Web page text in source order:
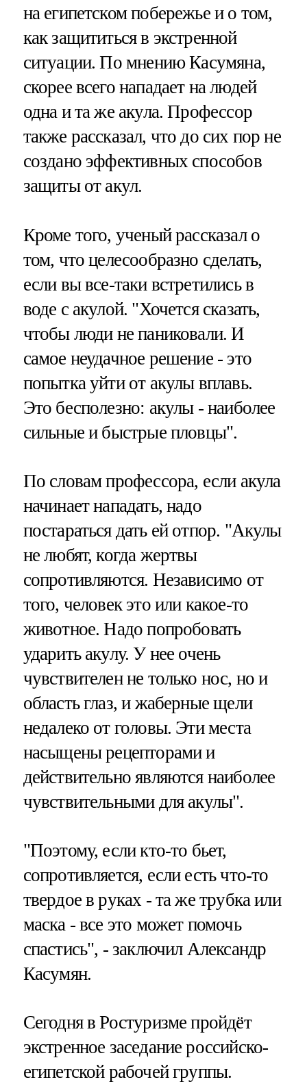
на египетском побережье и о том,
как защититься в экстренной
ситуации. По мнению Касумяна,
скорее всего нападает на людей
одна и та же акула. Профессор
также рассказал, что до сих пор не
создано эффективных способов
защиты от акул.
Кроме того, ученый рассказал о
том, что целесообразно сделать,
если вы все-таки встретились в
воде с акулой. "Хочется сказать,
чтобы люди не паниковали. И
самое неудачное решение - это
попытка уйти от акулы вплавь.
Это бесполезно: акулы - наиболее
сильные и быстрые пловцы".
По словам профессора, если акула
начинает нападать, надо
постараться дать ей отпор. "Акулы
не любят, когда жертвы
сопротивляются. Независимо от
того, человек это или какое-то
животное. Надо попробовать
ударить акулу. У нее очень
чувствителен не только нос, но и
область глаз, и жаберные щели
недалеко от головы. Эти места
насыщены рецепторами и
действительно являются наиболее
чувствительными для акулы".
"Поэтому, если кто-то бьет,
сопротивляется, если есть что-то
твердое в руках - та же трубка или
маска - все это может помочь
спастись", - заключил Александр
Касумян.
Сегодня в Ростуризме пройдёт
экстренное заседание российско-
египетской рабочей группы.